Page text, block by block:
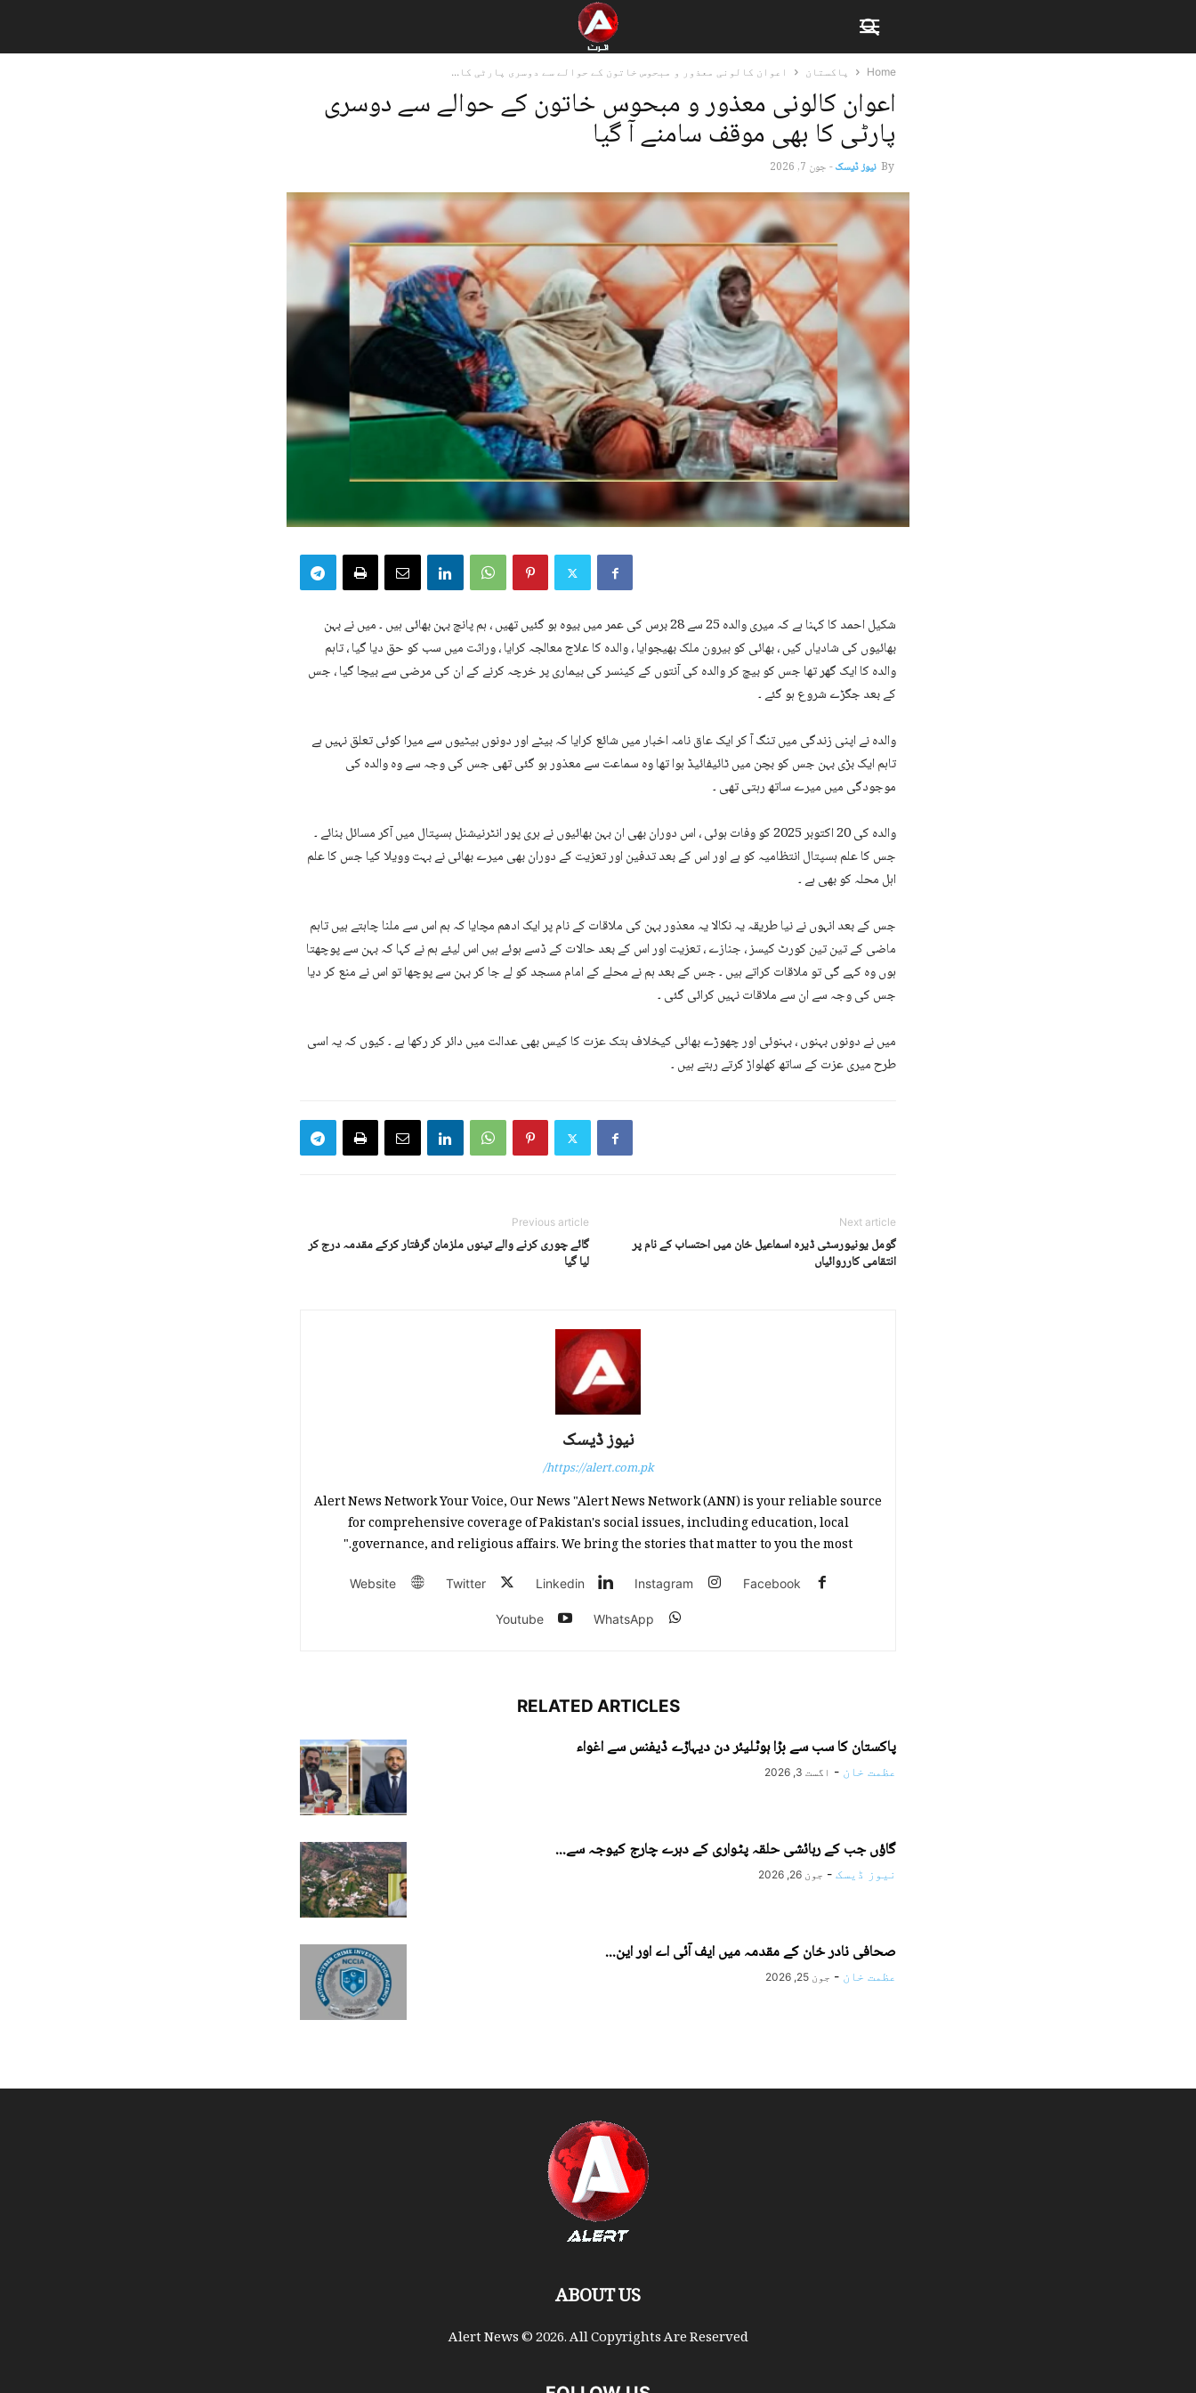
Home پاکستان اعوان کالونی معذور و مبحوس خاتون کے حوالے سے دوسری پارٹی کا...
اعوان کالونی معذور و مبحوس خاتون کے حوالے سے دوسری
پارٹی کا بھی موقف سامنے آ گیا
By نیوز ڈیسک-جون 7, 2026
شکیل احمد کا کہنا ہے کہ میری والدہ 25 سے 28 برس کی عمر میں بیوہ ہو گئیں تھیں ، ہم پانچ بہن بھائی ہیں ۔ میں نے بہن
بھائیوں کی شادیاں کیں ، بھائی کو بیرون ملک بھیجوایا ، والدہ کا علاج معالجہ کرایا ، وراثت میں سب کو حق دیا گیا ، تاہم
والدہ کا ایک گھر تھا جس کو بیچ کر والدہ کی آنتوں کے کینسر کی بیماری پر خرچہ کرنے کے ان کی مرضی سے بیچا گیا ، جس
کے بعد جگڑے شروع ہو گئے ۔
والدہ نے اپنی زندگی میں تنگ آ کر ایک عاق نامہ اخبار میں شائع کرایا کہ بیٹے اور دونوں بیٹیوں سے میرا کوئی تعلق نہیں ہے
تاہم ایک بڑی بہن جس کو بچن میں ٹائیفائیڈ ہوا تھا وہ سماعت سے معذور ہو گئی تھی جس کی وجہ سے وہ والدہ کی
موجودگی میں میرے ساتھ رہتی تھی ۔
والدہ کی 20 اکتوبر 2025 کو وفات ہوئی ، اس دوران بھی ان بہن بھائیوں نے ہری پور انٹرنیشنل ہسپتال میں آکر مسائل بنائے ۔
جس کا علم ہسپتال انتظامیہ کو ہے اور اس کے بعد تدفین اور تعزیت کے دوران بھی میرے بھائی نے بہت وویلا کیا جس کا علم
اہل محلہ کو بھی ہے ۔
جس کے بعد انہوں نے نیا طریقہ یہ نکالا یہ معذور بہن کی ملاقات کے نام پر ایک ادھم مچایا کہ ہم اس سے ملنا چاہتے ہیں تاہم
ماضی کے تین تین کورٹ کیسز ، جنازے ، تعزیت اور اس کے بعد حالات کے ڈسے ہوئے ہیں اس لیئے ہم نے کہا کہ بہن سے پوچھتا
ہوں وہ کہے گی تو ملاقات کراتے ہیں ۔ جس کے بعد ہم نے محلے کے امام مسجد کو لے جا کر بہن سے پوچھا تو اس نے منع کر دیا
جس کی وجہ سے ان سے ملاقات نہیں کرائی گئی ۔
میں نے دونوں بہنوں ، بہنوئی اور چھوڑے بھائی کیخلاف ہتک عزت کا کیس بھی عدالت میں دائر کر رکھا ہے ۔ کیوں کہ یہ اسی
طرح میری عزت کے ساتھ کھلواڑ کرتے رہتے ہیں ۔
Previous article
گائے چوری کرنے والے تینوں ملزمان گرفتار کرکے مقدمہ درج کر
لیا گیا
Next article
گومل یونیورسٹی ڈیرہ اسماعیل خان میں احتساب کے نام پر
انتقامی کارروائیاں
نیوز ڈیسک
https://alert.com.pk/
Alert News Network Your Voice, Our News "Alert News Network (ANN) is your reliable source
for comprehensive coverage of Pakistan's social issues, including education, local
governance, and religious affairs. We bring the stories that matter to you the most."
Facebook
Instagram
Linkedin
Twitter
Website
WhatsApp
Youtube
RELATED ARTICLES
پاکستان کا سب سے بڑا ہوٹلیئر دن دیہاڑے ڈیفنس سے اغواء
عظمت خان - اگست 3, 2026
گاؤں جب کے رہائشی حلقہ پٹواری کے دہرے چارج کیوجہ سے...
نیوز ڈیسک - جون 26, 2026
صحافی نادر خان کے مقدمہ میں ایف آئی اے اور این...
عظمت خان - جون 25, 2026
ABOUT US
Alert News © 2026. All Copyrights Are Reserved